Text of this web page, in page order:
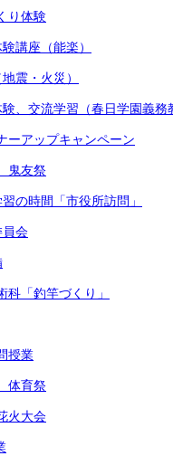
り体験
講座（能楽）
震・火災）
、交流学習（春日学園義務
アップキャンペーン
友祭
の時間「市役所訪問」
会
「釣竿づくり」
授業
育祭
火大会